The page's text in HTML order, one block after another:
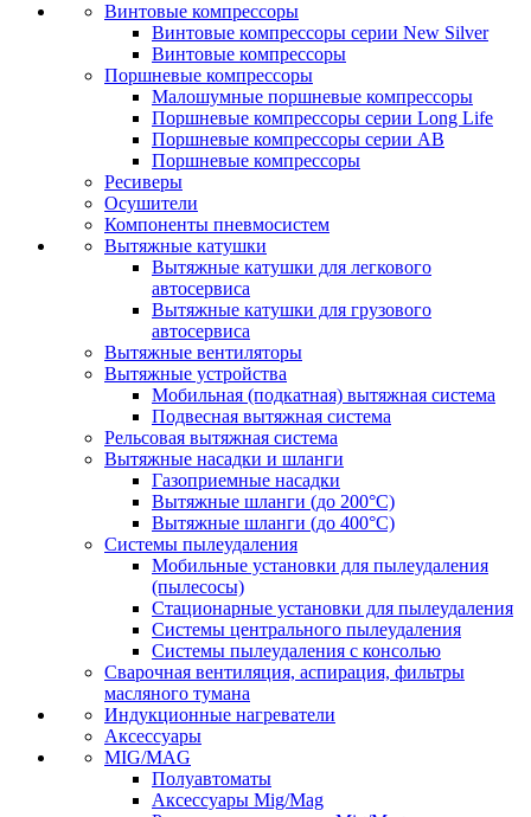
Винтовые компрессоры
Винтовые компрессоры серии New Silver
Винтовые компрессоры
Поршневые компрессоры
Малошумные поршневые компрессоры
Поршневые компрессоры серии Long Life
Поршневые компрессоры серии AB
Поршневые компрессоры
Ресиверы
Осушители
Компоненты пневмосистем
Вытяжные катушки
Вытяжные катушки для легкового
автосервиса
Вытяжные катушки для грузового
автосервиса
Вытяжные вентиляторы
Вытяжные устройства
Мобильная (подкатная) вытяжная система
Подвесная вытяжная система
Рельсовая вытяжная система
Вытяжные насадки и шланги
Газоприемные насадки
Вытяжные шланги (до 200°C)
Вытяжные шланги (до 400°C)
Системы пылеудаления
Мобильные установки для пылеудаления
(пылесосы)
Стационарные установки для пылеудаления
Системы центрального пылеудаления
Системы пылеудаления с консолью
Сварочная вентиляция, аспирация, фильтры
масляного тумана
Индукционные нагреватели
Аксессуары
MIG/MAG
Полуавтоматы
Аксессуары Mig/Mag